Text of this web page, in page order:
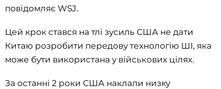
повідомляє WSJ.
Цей крок стався на тлі зусиль США не дати
Китаю розробити передову технологію ШІ, яка
може бути використана у військових цілях.
За останні 2 роки США наклали низку